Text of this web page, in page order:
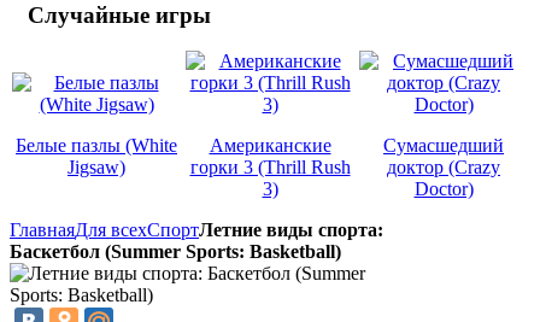
Случайные игры
Белые пазлы (White
Jigsaw)
Американские
горки 3 (Thrill Rush
3)
Сумасшедший
доктор (Crazy
Doctor)
ГлавнаяДля всехСпортЛетние виды спорта:
Баскетбол (Summer Sports: Basketball)